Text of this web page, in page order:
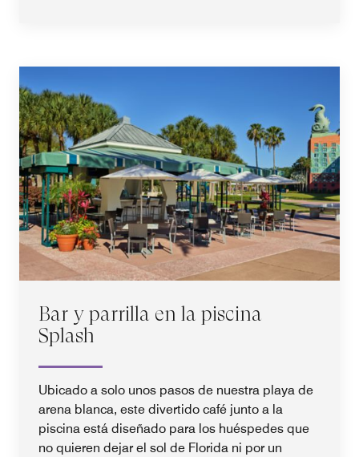
Bar y parrilla en la piscina
Splash
Ubicado a solo unos pasos de nuestra playa de
arena blanca, este divertido café junto a la
piscina está diseñado para los huéspedes que
no quieren dejar el sol de Florida ni por un